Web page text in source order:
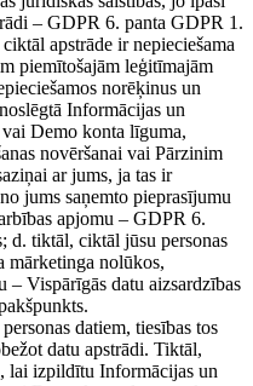
– GDPR 6. panta GDPR 1.
apstrāde ir nepieciešama
piemītošajām leģitīmajām
norēķinus un
Informācijas un
Demo konta līguma,
novēršanai vai Pārzinim
ar jums, ja tas ir
jums saņemto pieprasījumu
apjomu – GDPR 6.
d. tiktāl, ciktāl jūsu personas
mārketinga nolūkos,
– Vispārīgās datu aizsardzības
datiem, tiesības tos
datu apstrādi. Tiktāl,
lai izpildītu Informācijas un